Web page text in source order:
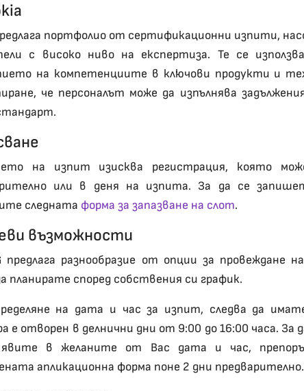
портфолио от сертификационни изпити,
с високо ниво на експертиза. Те се
на компетенциите в ключови продукти и
че персоналът може да изпълнява
на изпит изисква регистрация, която
или в деня на изпита. За да се
следната форма за запазване на слот.
възможности
предлага разнообразие от опции за провеждане
планирате според собствения си график.
на дата и час за изпит, следва да
е отворен в делнични дни от 9:00 до 16:00 часа. За
в желаните от Вас дата и час,
апликационна форма поне 2 дни предварително.